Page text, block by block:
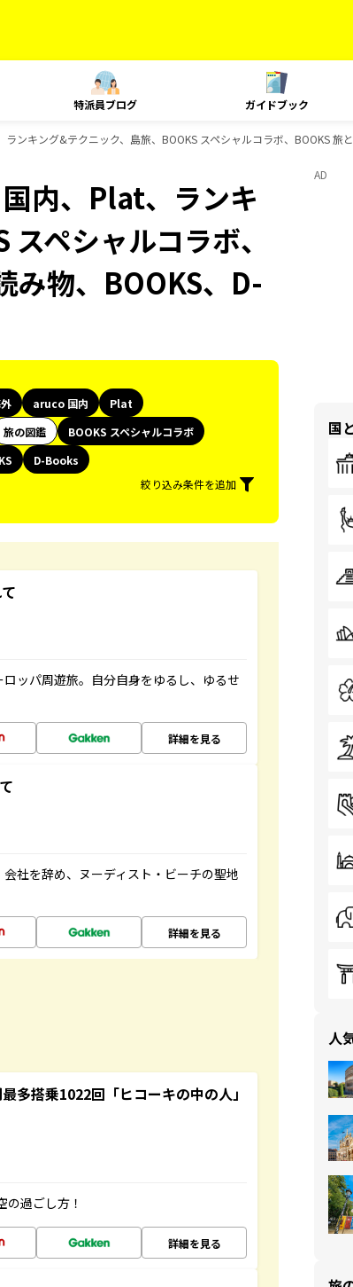
特派員ブログ ガイドブック
ンキング&テクニック、島旅、BOOKS スペシャルコラボ、BOOKS 旅
内、Plat、ランキ
ペシャルコラボ、
み物、BOOKS、D-
aruco 国内
Plat
旅の図鑑
BOOKS スペシャルコラボ
D-Books
絞り込み条件を追加
ッパ周遊旅。自分自身をゆるし、ゆるせ
詳細を見る
社を辞め、ヌーディスト・ビーチの聖地
詳細を見る
搭乗1022回「ヒコーキの中の人」
過ごし方！
詳細を見る
AD
国
人